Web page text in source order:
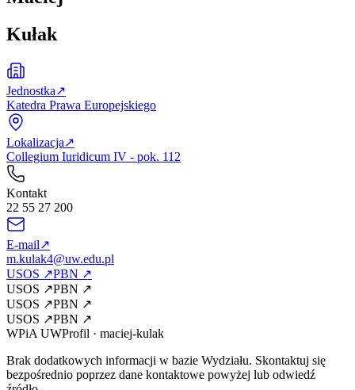
Kułak
Jednostka↗
Katedra Prawa Europejskiego
Lokalizacja↗
Collegium Iuridicum IV - pok. 112
Kontakt
22 55 27 200
E-mail↗
m.kulak4@uw.edu.pl
USOS ↗PBN ↗
USOS ↗PBN ↗
USOS ↗PBN ↗
USOS ↗PBN ↗
WPiA UWProfil · maciej-kulak
Brak dodatkowych informacji w bazie Wydziału. Skontaktuj się
bezpośrednio poprzez dane kontaktowe powyżej lub odwiedź